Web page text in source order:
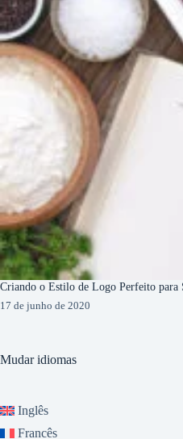
Criando o Estilo de Logo Perfeito para
17 de junho de 2020
Mudar idiomas
Inglês
Francês